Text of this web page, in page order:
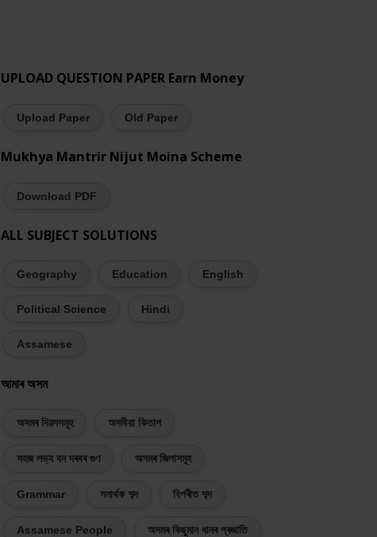
UPLOAD QUESTION PAPER Earn Money
Upload Paper Old Paper
Mukhya Mantrir Nijut Moina Scheme
Download PDF
ALL SUBJECT SOLUTIONS
Geography Education English
Political Science Hindi
Assamese
আমাৰ অসম
অসমৰ দিৱসসমূহ অসমীয়া কিতাপ
সহজ লভ্য বন দৰবৰ গুণ অসমৰ জিলাসমূহ
Grammar সমাৰ্থক শব্দ বিপৰীত শব্দ
Assamese People অসমৰ কিছুমান ধানৰ প্ৰজাতি